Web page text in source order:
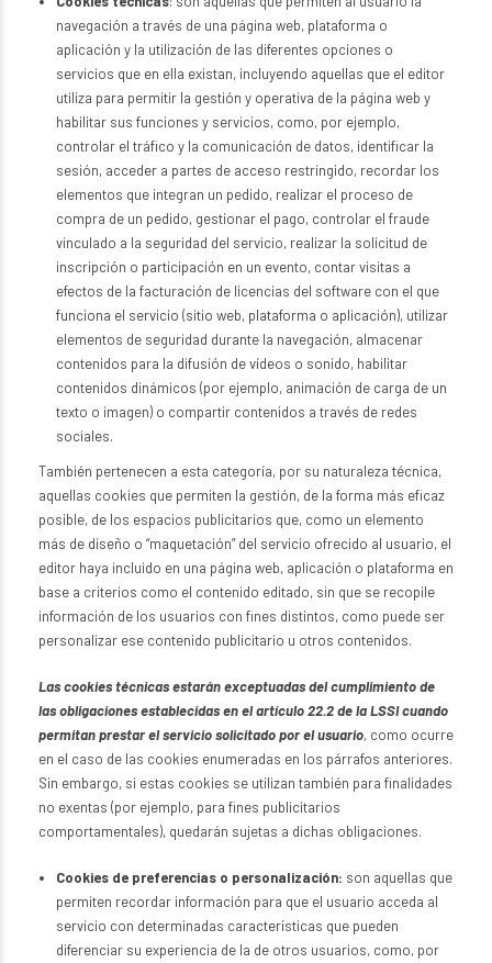
navegación a través de una página web, plataforma o
aplicación y la utilización de las diferentes opciones o
servicios que en ella existan, incluyendo aquellas que el editor
utiliza para permitir la gestión y operativa de la página web y
habilitar sus funciones y servicios, como, por ejemplo,
controlar el tráfico y la comunicación de datos, identificar la
sesión, acceder a partes de acceso restringido, recordar los
elementos que integran un pedido, realizar el proceso de
compra de un pedido, gestionar el pago, controlar el fraude
vinculado a la seguridad del servicio, realizar la solicitud de
inscripción o participación en un evento, contar visitas a
efectos de la facturación de licencias del software con el que
funciona el servicio (sitio web, plataforma o aplicación), utilizar
elementos de seguridad durante la navegación, almacenar
contenidos para la difusión de vídeos o sonido, habilitar
contenidos dinámicos (por ejemplo, animación de carga de un
texto o imagen) o compartir contenidos a través de redes
sociales.
También pertenecen a esta categoría, por su naturaleza técnica,
aquellas cookies que permiten la gestión, de la forma más eficaz
posible, de los espacios publicitarios que, como un elemento
más de diseño o “maquetación” del servicio ofrecido al usuario, el
editor haya incluido en una página web, aplicación o plataforma en
base a criterios como el contenido editado, sin que se recopile
información de los usuarios con fines distintos, como puede ser
personalizar ese contenido publicitario u otros contenidos.
Las cookies técnicas estarán exceptuadas del cumplimiento de
las obligaciones establecidas en el artículo 22.2 de la LSSI cuando
permitan prestar el servicio solicitado por el usuario, como ocurre
en el caso de las cookies enumeradas en los párrafos anteriores.
Sin embargo, si estas cookies se utilizan también para finalidades
no exentas (por ejemplo, para fines publicitarios
comportamentales), quedarán sujetas a dichas obligaciones.
Cookies de preferencias o personalización: son aquellas que
permiten recordar información para que el usuario acceda al
servicio con determinadas características que pueden
diferenciar su experiencia de la de otros usuarios, como, por